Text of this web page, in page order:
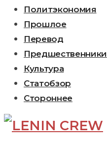
Политэкономия
Прошлое
Перевод
Предшественники
Культура
Статобзор
Стороннее